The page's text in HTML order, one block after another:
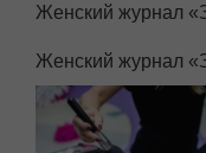
Женский журнал
Женский журнал